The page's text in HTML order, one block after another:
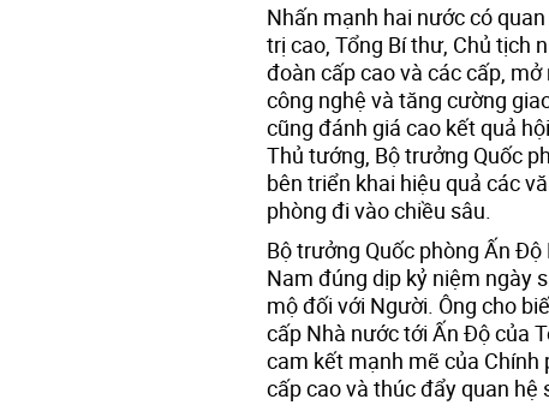
Nhấn mạnh hai nước có
trị cao, Tổng Bí thư, Chủ tịch
đoàn cấp cao và các cấp,
công nghệ và tăng cường
cũng đánh giá cao kết quả
Thủ tướng, Bộ trưởng Quốc
bên triển khai hiệu quả các
phòng đi vào chiều sâu.
Bộ trưởng Quốc phòng Ấn
Nam đúng dịp kỷ niệm ngày
mộ đối với Người. Ông cho
cấp Nhà nước tới Ấn Độ của
cam kết mạnh mẽ của
cấp cao và thúc đẩy quan hệ